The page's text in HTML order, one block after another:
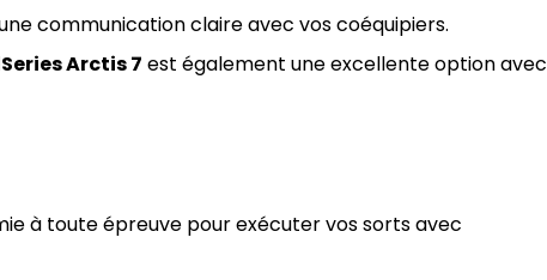
communication claire avec vos coéquipiers.
Arctis 7 est également une excellente option avec
à toute épreuve pour exécuter vos sorts avec